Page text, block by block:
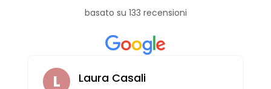
basato su 133 recensioni
Laura Casali